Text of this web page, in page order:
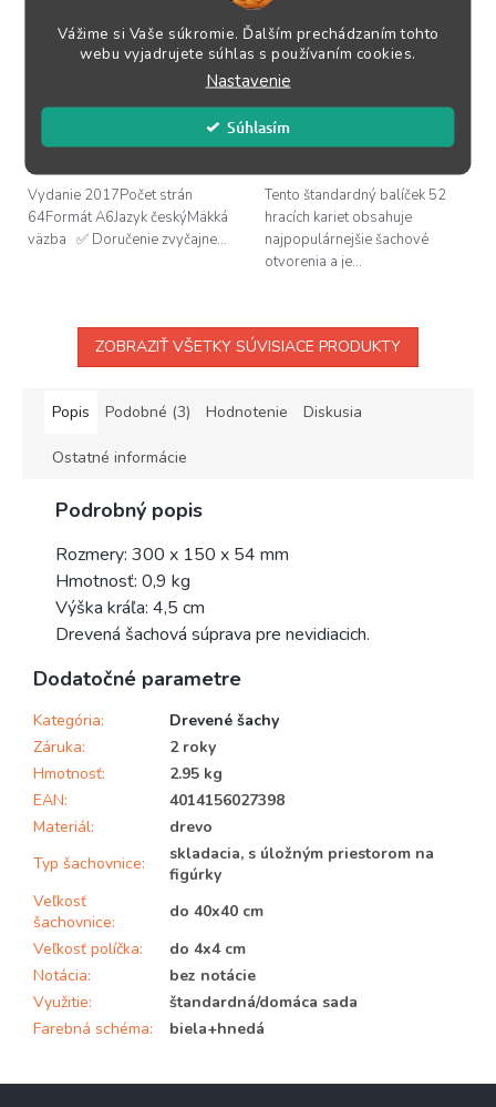
Vážime si Vaše súkromie. Ďalším prechádzaním tohto
webu vyjadrujete súhlas s používaním cookies.
Nastavenie
Súhlasím
Skladom (>5 ks)
6,95 €
DO KOŠÍKA
Vydanie 2017Počet strán
64Formát A6Jazyk českýMäkká
väzba ✅ Doručenie zvyčajne...
Card
Skladom(>5 ks)
5,95 €
DO KOŠÍKA
Tento štandardný balíček 52
hracích kariet obsahuje
najpopulárnejšie šachové
otvorenia a je...
ZOBRAZIŤ VŠETKY SÚVISIACE PRODUKTY
Popis Podobné (3) Hodnotenie Diskusia
Ostatné informácie
Podrobný popis
Rozmery: 300 x 150 x 54 mm
Hmotnosť: 0,9 kg
Výška kráľa: 4,5 cm
Drevená šachová súprava pre nevidiacich.
Dodatočné parametre
Kategória:
Drevené šachy
Záruka:
2 roky
Hmotnosť:
2.95 kg
EAN:
4014156027398
Materiál:
drevo
Typ šachovnice:
skladacia, s úložným priestorom na
figúrky
Veľkosť
šachovnice:
do 40x40 cm
Veľkosť políčka:
do 4x4 cm
Notácia:
bez notácie
Využitie:
štandardná/domáca sada
Farebná schéma: biela+hnedá